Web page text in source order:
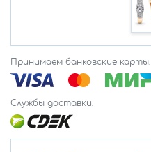
Принимаем банковские карты:
Службы доставки: